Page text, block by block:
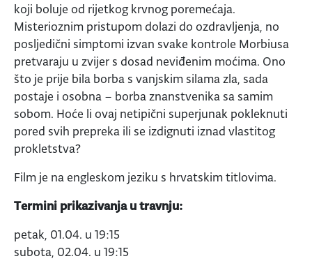
koji boluje od rijetkog krvnog poremećaja.
Misterioznim pristupom dolazi do ozdravljenja, no
posljedični simptomi izvan svake kontrole Morbiusa
pretvaraju u zvijer s dosad neviđenim moćima. Ono
što je prije bila borba s vanjskim silama zla, sada
postaje i osobna – borba znanstvenika sa samim
sobom. Hoće li ovaj netipični superjunak pokleknuti
pored svih prepreka ili se izdignuti iznad vlastitog
prokletstva?
Film je na engleskom jeziku s hrvatskim titlovima.
Termini prikazivanja u travnju:
petak, 01.04. u 19:15
subota, 02.04. u 19:15